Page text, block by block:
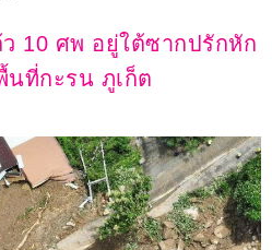
10 ศพ อยู่ใต้ซากปรักหัก
ที่กะรน ภูเก็ต